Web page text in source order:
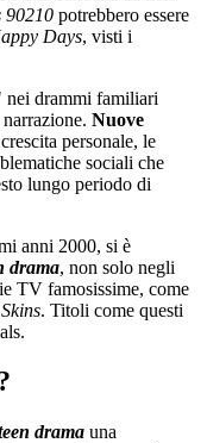
90210 potrebbero essere
Days, visti i
nei drammi familiari
Nuove
personale, le
sociali che
lungo periodo di
anni 2000, si è
drama, non solo negli
TV famosissime, come
Skins. Titoli come questi
drama una